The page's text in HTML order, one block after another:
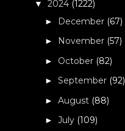
▼2024 (1222)
► December (67)
► November (57)
► October (82)
►September (92)
►August (88)
►July (109)